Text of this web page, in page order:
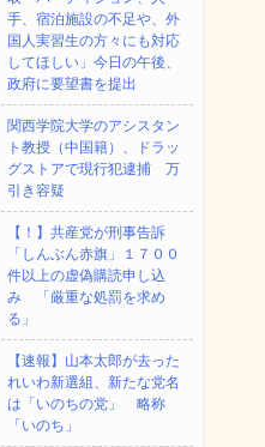
手、宿泊施設の不足や、外
国人実習生の方々にも対応
してほしい」今日の午後、
政府に要望書を提出
関西学院大学のアシスタン
ト教授（中国籍）、ドラッ
グストアで現行犯逮捕 万
引き容疑
【！】共産党が刑事告訴
「しんぶん赤旗」１７００
件以上の虚偽購読申し込
み 「厳重な処罰を求め
る」
【速報】山本太郎が去った
れいわ新選組、新たな党名
は「いのちの党」 略称
「いのち」